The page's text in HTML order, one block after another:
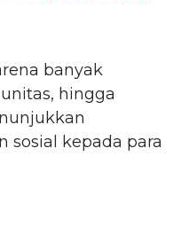
banyak
hingga
sosial kepada para